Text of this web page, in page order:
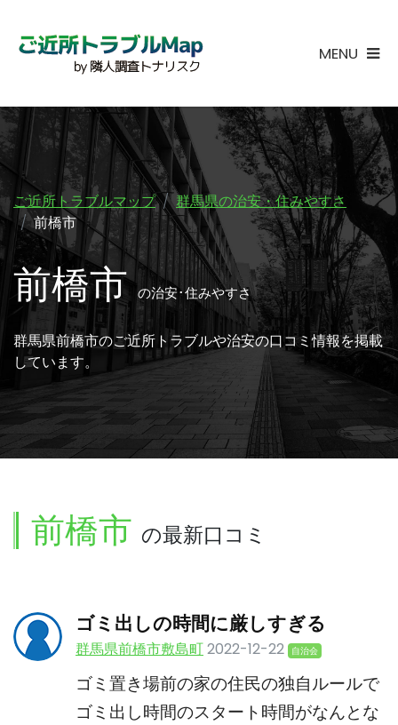
MENU
ご近所トラブルマップ
群馬県の治安・住みやすさ
前橋市
前橋市の治安･住みやすさ
群馬県前橋市のご近所トラブルや治安の口コミ情報を掲載
しています。
前橋市 の最新口コミ
ゴミ出しの時間に厳しすぎる
群馬県前橋市敷島町2022-12-22 自治会
ゴミ置き場前の家の住民の独自ルールで
ゴミ出し時間のスタート時間がなんとな